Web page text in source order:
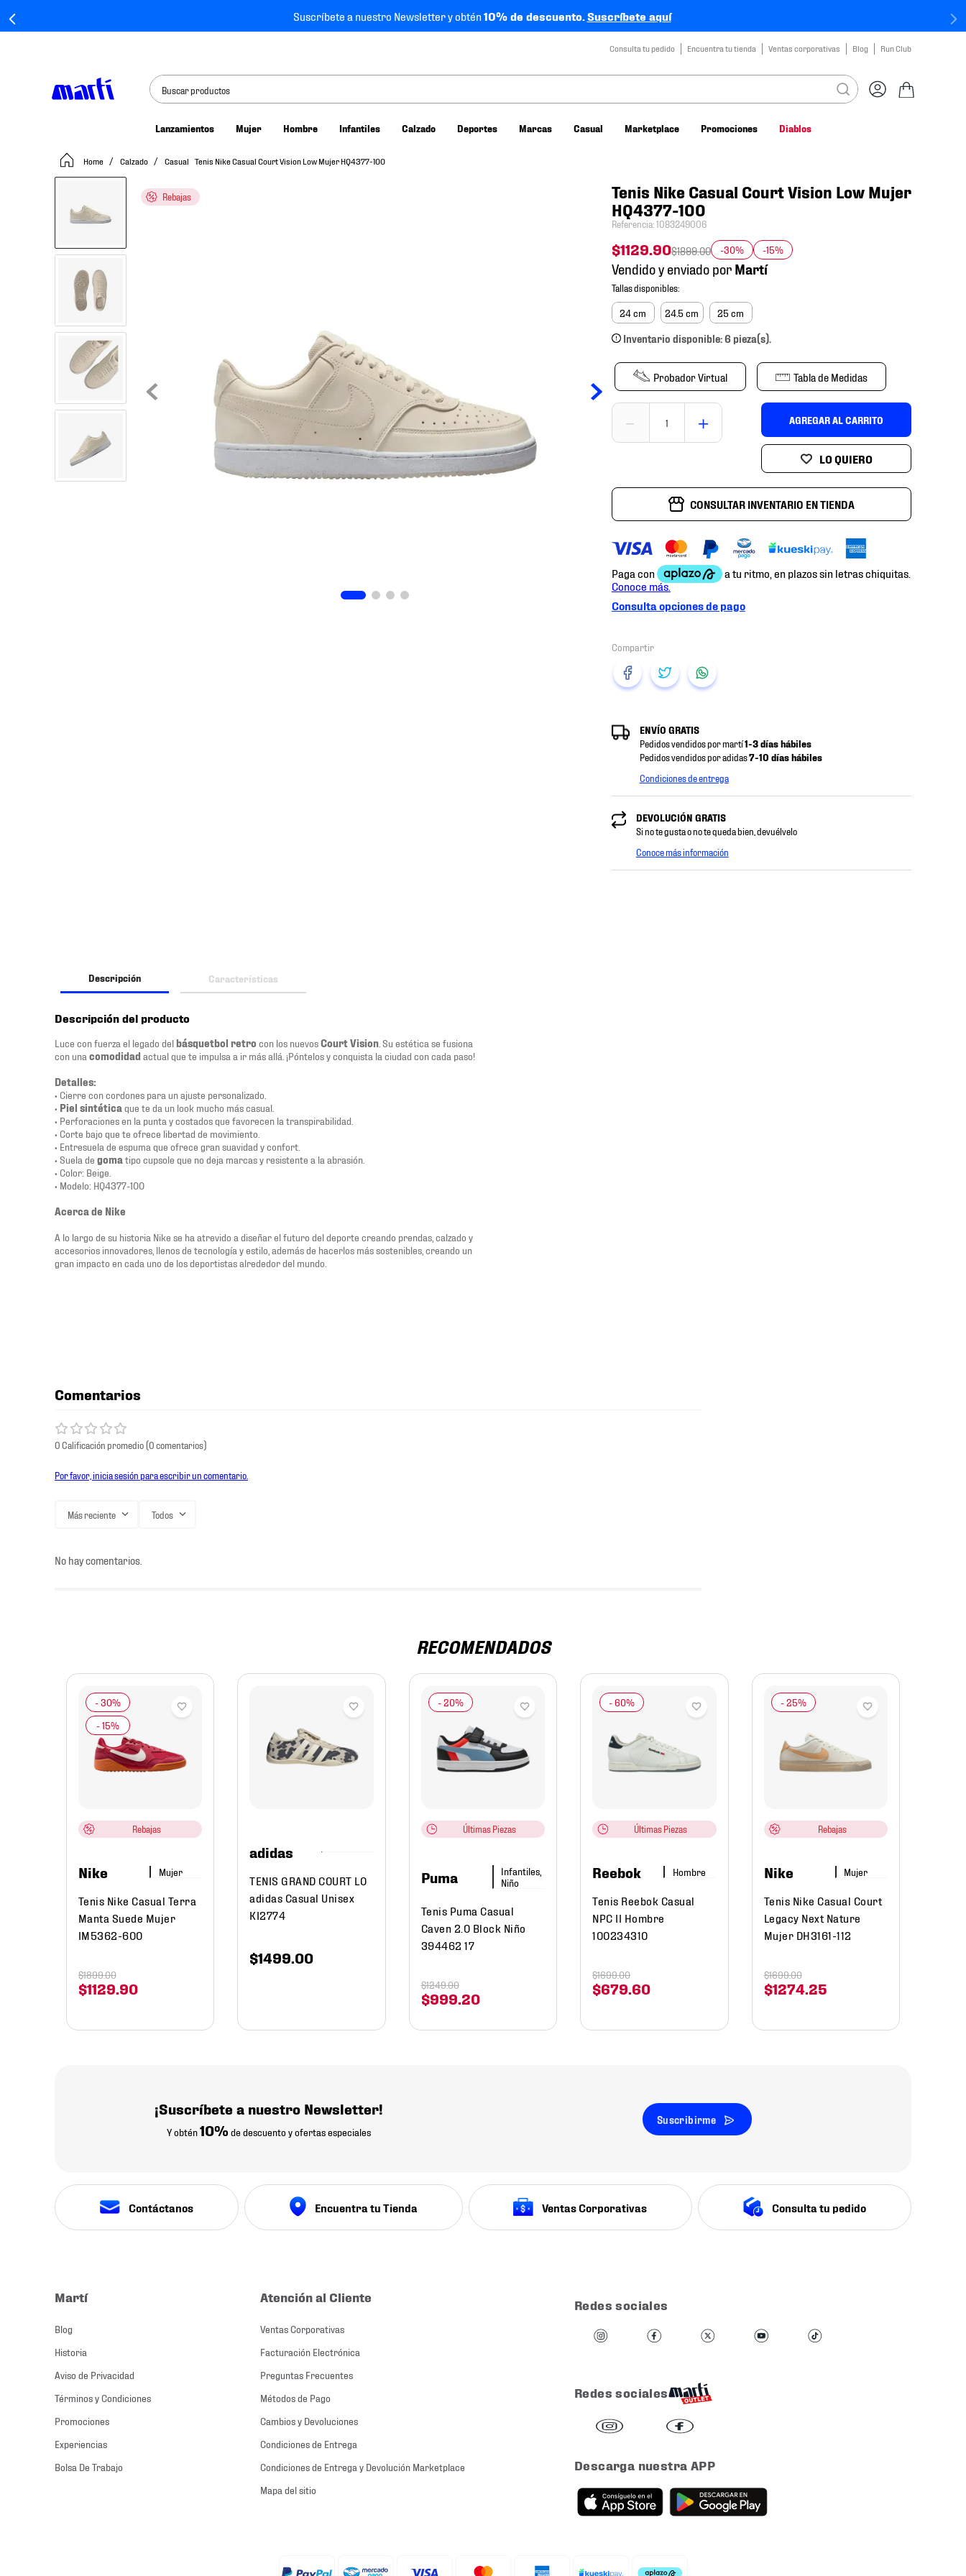
Suscríbete a nuestro Newsletter y obtén10% de descuento.Suscríbete aquí
Consulta tu pedido Encuentra tu tienda Ventas corporativas Blog Run Club
Buscar productos
Lanzamientos Mujer Hombre Infantiles Calzado Deportes Marcas Casual Marketplace Promociones Diablos
Calzado Casual Tenis Nike Casual Court Vision Low Mujer HQ4377-100
Rebajas
Tenis Nike Casual Court Vision Low Mujer
HQ4377-100
Referencia:1083249006
$1129.90$1899.00 -30% -15%
Vendido y enviado por
24 cm 24.5 cm 25 cm
Inventario disponible: 6 pieza(s).
Probador Virtual Tabla de Medidas
＋
－ AGREGAR AL CARRITO
CONSULTAR INVENTARIO EN TIENDA
Consulta opciones de pago
ENVÍO GRATIS
Pedidos vendidos por martí1-3 días hábiles
Pedidos vendidos por adidas7-10 días hábiles
Condiciones de entrega
DEVOLUCIÓN GRATIS
Si no te gusta o no te queda bien, devuélvelo
Conoce más información
Descripción Características
Descripción del producto
Luce con fuerza el legado delbásquetbol retro con los nuevosCourt Vision . Su estética se fusiona
con una comodidad actual que te impulsa a ir más allá. ¡Póntelos y conquista la ciudad con cada paso!
Detalles:
• Cierre con cordones para un ajuste personalizado.
• Piel sintética que te da un look mucho más casual.
• Perforaciones en la punta y costados que favorecen la transpirabilidad.
• Corte bajo que te ofrece libertad de movimiento.
• Entresuela de espuma que ofrece gran suavidad y confort.
• Suela de goma tipo cupsole que no deja marcas y resistente a la abrasión.
• Color: Beige.
• Modelo: HQ4377-100
Acerca de Nike
A lo largo de su historia Nike se ha atrevido a diseñar el futuro del deporte creando prendas, calzado y
accesorios innovadores, llenos de tecnología y estilo, además de hacerlos más sostenibles, creando un
gran impacto en cada uno de los deportistas alrededor del mundo.
Comentarios
0 Calificación promedio(0 comentarios)
Por favor, inicia sesión para escribir un comentario.
Más reciente Todos
No hay comentarios.
RECOMENDADOS
Rebajas
Nike Mujer
Tenis Nike Casual Terra
Manta Suede Mujer
IM5362-600
$1129.90
$1899.00
adidas
TENIS GRAND COURT LO
adidas Casual Unisex
KI2774
$1499.00
Últimas Piezas
Puma
Infantiles,
Niño
Tenis Puma Casual
Caven 2.0 Block Niño
394462 17
$999.20
$1249.00
Últimas Piezas
Reebok Hombre
Tenis Reebok Casual
NPC II Hombre
100234310
$679.60
$1699.00
Rebajas
Nike Mujer
Tenis Nike Casual Court
Legacy Next Nature
Mujer DH3161-112
$1274.25
$1699.00
¡Suscríbete a nuestro Newsletter!
Y obtén10% de descuento y ofertas especiales
Suscribirme
Contáctanos Encuentra tu Tienda Ventas Corporativas Consulta tu pedido
Martí
Blog
Historia
Aviso de Privacidad
Términos y Condiciones
Promociones
Experiencias
Bolsa De Trabajo
Atención al Cliente
Ventas Corporativas
Facturación Electrónica
Preguntas Frecuentes
Métodos de Pago
Cambios y Devoluciones
Condiciones de Entrega
Condiciones de Entrega y Devolución Marketplace
Mapa del sitio
Redes sociales
Redes sociales
Descarga nuestra APP
tenis mujer
tenis niño